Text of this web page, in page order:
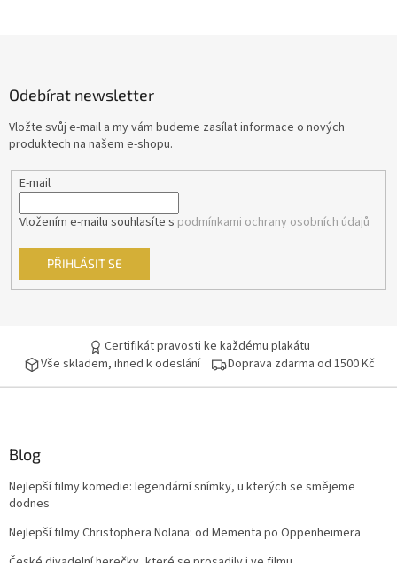
Odebírat newsletter
Vložte svůj e-mail a my vám budeme zasílat informace o nových
produktech na našem e-shopu.
E-mail
Vložením e-mailu souhlasíte s podmínkami ochrany osobních údajů
PŘIHLÁSIT SE
Certifikát pravosti ke každému plakátu
Vše skladem, ihned k odeslání
Doprava zdarma od 1500 Kč
Blog
Nejlepší filmy komedie: legendární snímky, u kterých se smějeme
dodnes
Nejlepší filmy Christophera Nolana: od Mementa po Oppenheimera